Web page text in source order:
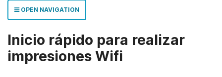
OPEN NAVIGATION
Inicio rápido para realizar
impresiones Wifi